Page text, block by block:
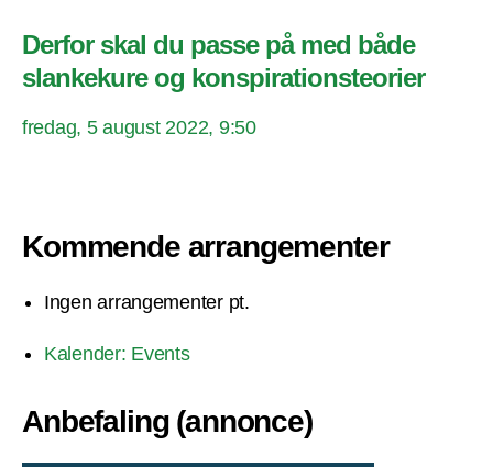
Derfor skal du passe på med både
slankekure og konspirationsteorier
fredag, 5 august 2022, 9:50
Kommende arrangementer
Ingen arrangementer pt.
Kalender: Events
Anbefaling (annonce)